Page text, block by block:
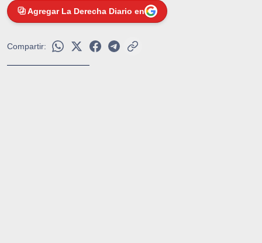
Agregar La Derecha Diario en
Compartir: